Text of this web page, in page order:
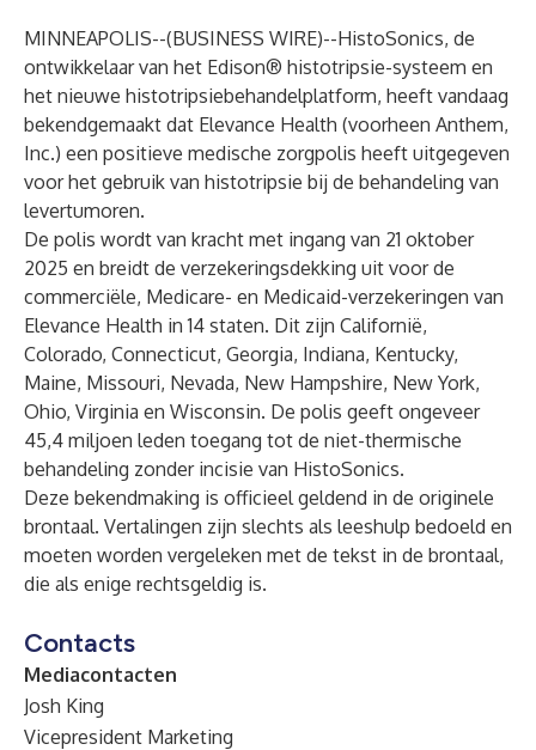
MINNEAPOLIS--(BUSINESS WIRE)--HistoSonics, de
ontwikkelaar van het Edison® histotripsie-systeem en
het nieuwe histotripsiebehandelplatform, heeft vandaag
bekendgemaakt dat Elevance Health (voorheen Anthem,
Inc.) een positieve medische zorgpolis heeft uitgegeven
voor het gebruik van histotripsie bij de behandeling van
levertumoren.
De polis wordt van kracht met ingang van 21 oktober
2025 en breidt de verzekeringsdekking uit voor de
commerciële, Medicare- en Medicaid-verzekeringen van
Elevance Health in 14 staten. Dit zijn Californië,
Colorado, Connecticut, Georgia, Indiana, Kentucky,
Maine, Missouri, Nevada, New Hampshire, New York,
Ohio, Virginia en Wisconsin. De polis geeft ongeveer
45,4 miljoen leden toegang tot de niet-thermische
behandeling zonder incisie van HistoSonics.
Deze bekendmaking is officieel geldend in de originele
brontaal. Vertalingen zijn slechts als leeshulp bedoeld en
moeten worden vergeleken met de tekst in de brontaal,
die als enige rechtsgeldig is.
Contacts
Mediacontacten
Josh King
Vicepresident Marketing